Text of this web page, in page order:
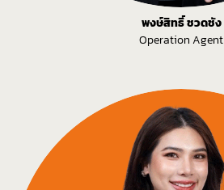
พงษ์สิทธิ์ ชวดชัง
Operation Agent